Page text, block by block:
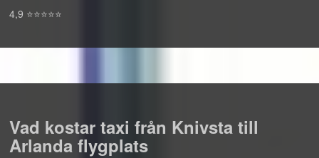
4,9 ⭐⭐⭐⭐⭐
Vad kostar taxi från Knivsta till
Arlanda flygplats